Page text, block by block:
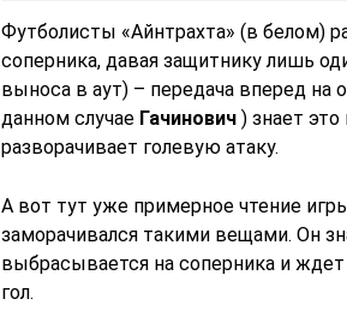
Футболисты «Айнтрахта» (в белом)
соперника, давая защитнику лишь
выноса в аут) – передача вперед на
данном случае Гачинович ) знает
разворачивает голевую атаку.
А вот тут уже примерное чтение
заморачивался такими вещами. Он
выбрасывается на соперника и
гол.